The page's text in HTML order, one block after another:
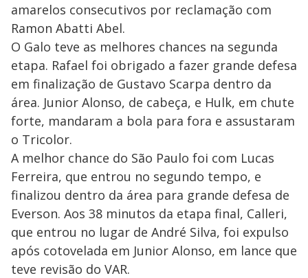
amarelos consecutivos por reclamação com
Ramon Abatti Abel.
O Galo teve as melhores chances na segunda
etapa. Rafael foi obrigado a fazer grande defesa
em finalização de Gustavo Scarpa dentro da
área. Junior Alonso, de cabeça, e Hulk, em chute
forte, mandaram a bola para fora e assustaram
o Tricolor.
A melhor chance do São Paulo foi com Lucas
Ferreira, que entrou no segundo tempo, e
finalizou dentro da área para grande defesa de
Everson. Aos 38 minutos da etapa final, Calleri,
que entrou no lugar de André Silva, foi expulso
após cotovelada em Junior Alonso, em lance que
teve revisão do VAR.